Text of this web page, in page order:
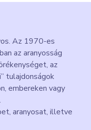
Az 1970-es
az aranyosság
az
tulajdonságok
embereken vagy
aranyosat, illetve